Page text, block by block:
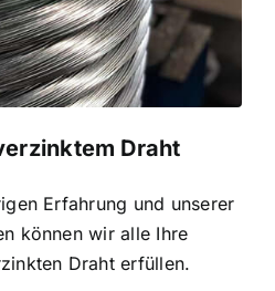
Draht
Erfahrung und unserer
können wir alle Ihre
Draht erfüllen.